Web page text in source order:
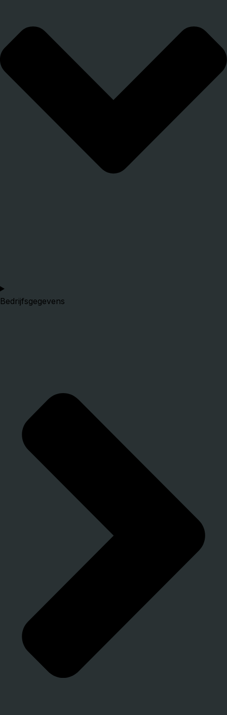
Bedrijfsgegevens